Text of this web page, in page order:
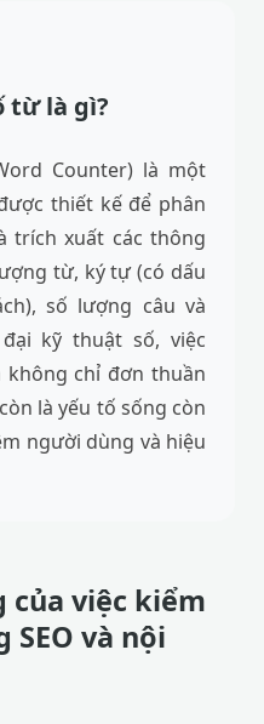
từ là gì?
Counter) là một
thiết kế để phân
trích xuất các thông
từ, ký tự (có dấu
số lượng câu và
kỹ thuật số, việc
không chỉ đơn thuần
là yếu tố sống còn
người dùng và hiệu
của việc kiểm
và nội